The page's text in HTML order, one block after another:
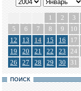
1 2 3
5
6 7 8 9 10
12
13 14 15 16 17
19
20 21 22 23 24
26
27 28 29 30 31
ПОИСК